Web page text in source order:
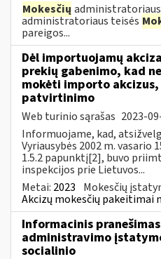
Mokesčių
administratoriaus teisės
pareigos...
Dėl importuojamų
prekių gabenimo, kad
mokėti importo
patvirtinimo
Web turinio sąrašas 2023-
Informuojame, kad,
Vyriausybės 2002 m. vasario
1.5.2 papunktį[2], buvo
inspekcijos prie Lietuvos...
Metai: 2023 Mokesčių
Akcizų mokesčių pakeitimai
Informacinis
administravimo
socialinio